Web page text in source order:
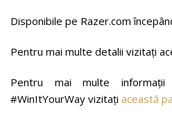
Disponibile pe Razer.com
Pentru mai multe detalii vizitați
Pentru mai multe
#WinItYourWay vizitați această